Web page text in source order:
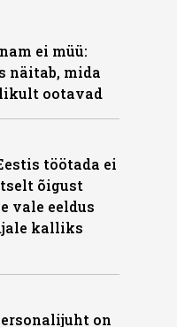
ei müü:
näitab, mida
ootavad
töötada ei
õigust
vale eeldus
kalliks
on